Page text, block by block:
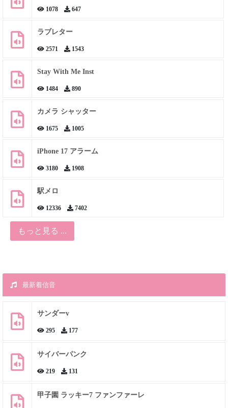
1078 647
ラブレター
2571 1543
Stay With Me Inst
1484 890
カメラ シャッター
1675 1005
iPhone 17 アラーム
3180 1908
駅メロ
12336 7402
もっと見る ...
最新着信音
サンダーv
295 177
サイバーパンク
219 131
甲子園 ラッキー7 ファンファーレ